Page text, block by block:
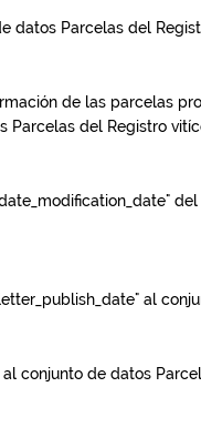
datos Parcelas del
de las parcelas
Parcelas del Registro
al
conjunto de datos